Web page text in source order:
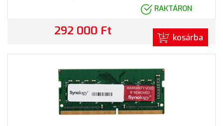
RAKTÁRON
292 000 Ft kosárba